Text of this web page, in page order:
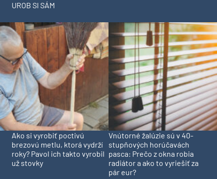
UROB SI SÁM
Ako si vyrobiť poctivú
brezovú metlu, ktorá vydrží
roky? Pavol ich takto vyrobil
už stovky
Vnútorné žalúzie sú v 40-
stupňových horúčavách
pasca: Prečo z okna robia
radiátor a ako to vyriešiť za
pár eur?